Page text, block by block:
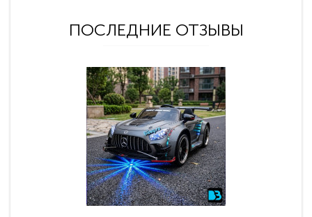
ПОСЛЕДНИЕ ОТЗЫВЫ